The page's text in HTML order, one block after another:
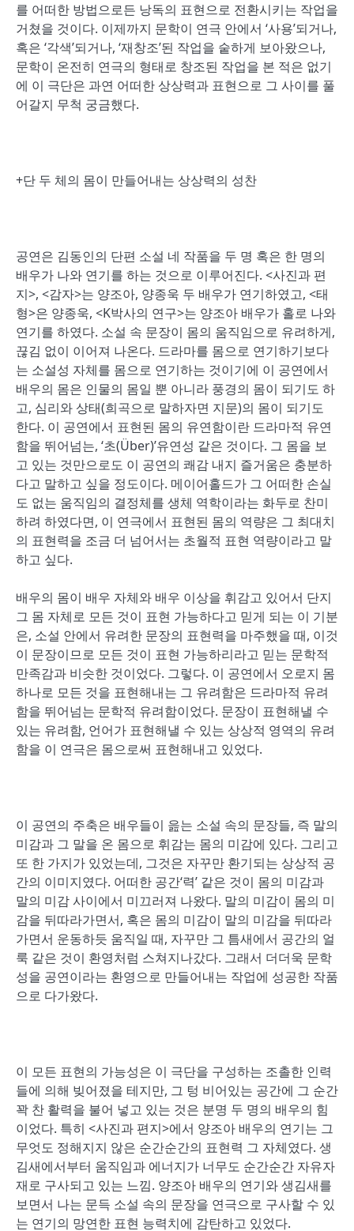
를 어떠한 방법으로든 낭독의 표현으로 전환시키는 작업을
거쳤을 것이다. 이제까지 문학이 연극 안에서 ‘사용’되거나,
혹은 ‘각색’되거나, ‘재창조’된 작업을 숱하게 보아왔으나,
문학이 온전히 연극의 형태로 창조된 작업을 본 적은 없기
에 이 극단은 과연 어떠한 상상력과 표현으로 그 사이를 풀
어갈지 무척 궁금했다.
+단 두 체의 몸이 만들어내는 상상력의 성찬
공연은 김동인의 단편 소설 네 작품을 두 명 혹은 한 명의
배우가 나와 연기를 하는 것으로 이루어진다. <사진과 편
지>, <감자>는 양조아, 양종욱 두 배우가 연기하였고, <태
형>은 양종욱, <K박사의 연구>는 양조아 배우가 홀로 나와
연기를 하였다. 소설 속 문장이 몸의 움직임으로 유려하게,
끊김 없이 이어져 나온다. 드라마를 몸으로 연기하기보다
는 소설성 자체를 몸으로 연기하는 것이기에 이 공연에서
배우의 몸은 인물의 몸일 뿐 아니라 풍경의 몸이 되기도 하
고, 심리와 상태(희곡으로 말하자면 지문)의 몸이 되기도
한다. 이 공연에서 표현된 몸의 유연함이란 드라마적 유연
함을 뛰어넘는, ‘초(Über)’유연성 같은 것이다. 그 몸을 보
고 있는 것만으로도 이 공연의 쾌감 내지 즐거움은 충분하
다고 말하고 싶을 정도이다. 메이어홀드가 그 어떠한 손실
도 없는 움직임의 결정체를 생체 역학이라는 화두로 찬미
하려 하였다면, 이 연극에서 표현된 몸의 역량은 그 최대치
의 표현력을 조금 더 넘어서는 초월적 표현 역량이라고 말
하고 싶다.
배우의 몸이 배우 자체와 배우 이상을 휘감고 있어서 단지
그 몸 자체로 모든 것이 표현 가능하다고 믿게 되는 이 기분
은, 소설 안에서 유려한 문장의 표현력을 마주했을 때, 이것
이 문장이므로 모든 것이 표현 가능하리라고 믿는 문학적
만족감과 비슷한 것이었다. 그렇다. 이 공연에서 오로지 몸
하나로 모든 것을 표현해내는 그 유려함은 드라마적 유려
함을 뛰어넘는 문학적 유려함이었다. 문장이 표현해낼 수
있는 유려함, 언어가 표현해낼 수 있는 상상적 영역의 유려
함을 이 연극은 몸으로써 표현해내고 있었다.
이 공연의 주축은 배우들이 읊는 소설 속의 문장들, 즉 말의
미감과 그 말을 온 몸으로 휘감는 몸의 미감에 있다. 그리고
또 한 가지가 있었는데, 그것은 자꾸만 환기되는 상상적 공
간의 이미지였다. 어떠한 공간‘력’ 같은 것이 몸의 미감과
말의 미감 사이에서 미끄러져 나왔다. 말의 미감이 몸의 미
감을 뒤따라가면서, 혹은 몸의 미감이 말의 미감을 뒤따라
가면서 운동하듯 움직일 때, 자꾸만 그 틈새에서 공간의 얼
룩 같은 것이 환영처럼 스쳐지나갔다. 그래서 더더욱 문학
성을 공연이라는 환영으로 만들어내는 작업에 성공한 작품
으로 다가왔다.
이 모든 표현의 가능성은 이 극단을 구성하는 조촐한 인력
들에 의해 빚어졌을 테지만, 그 텅 비어있는 공간에 그 순간
꽉 찬 활력을 불어 넣고 있는 것은 분명 두 명의 배우의 힘
이었다. 특히 <사진과 편지>에서 양조아 배우의 연기는 그
무엇도 정해지지 않은 순간순간의 표현력 그 자체였다. 생
김새에서부터 움직임과 에너지가 너무도 순간순간 자유자
재로 구사되고 있는 느낌. 양조아 배우의 연기와 생김새를
보면서 나는 문득 소설 속의 문장을 연극으로 구사할 수 있
는 연기의 망연한 표현 능력치에 감탄하고 있었다.